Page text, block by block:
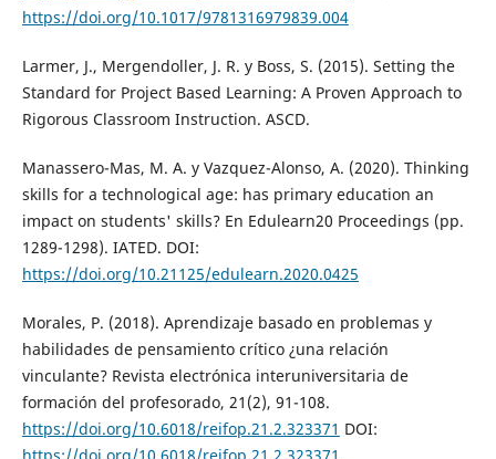
https://doi.org/10.1017/9781316979839.004
Larmer, J., Mergendoller, J. R. y Boss, S. (2015). Setting the
Standard for Project Based Learning: A Proven Approach to
Rigorous Classroom Instruction. ASCD.
Manassero-Mas, M. A. y Vazquez-Alonso, A. (2020). Thinking
skills for a technological age: has primary education an
impact on students' skills? En Edulearn20 Proceedings (pp.
1289-1298). IATED. DOI:
https://doi.org/10.21125/edulearn.2020.0425
Morales, P. (2018). Aprendizaje basado en problemas y
habilidades de pensamiento crítico ¿una relación
vinculante? Revista electrónica interuniversitaria de
formación del profesorado, 21(2), 91-108.
https://doi.org/10.6018/reifop.21.2.323371 DOI: